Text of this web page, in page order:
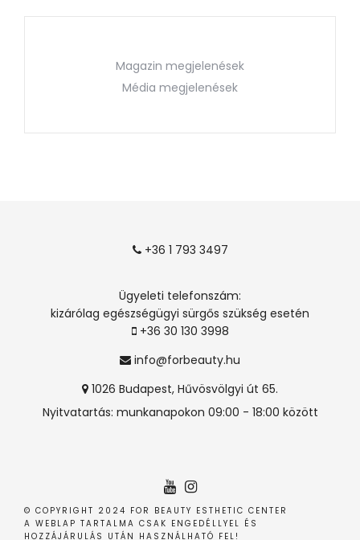
Magazin megjelenések
Média megjelenések
+36 1 793 3497
Ügyeleti telefonszám:
kizárólag egészségügyi sürgős szükség esetén
+36 30 130 3998
info@forbeauty.hu
1026 Budapest, Hűvösvölgyi út 65.
Nyitvatartás: munkanapokon 09:00 - 18:00 között
© COPYRIGHT 2024 FOR BEAUTY ESTHETIC CENTER
A WEBLAP TARTALMA CSAK ENGEDÉLLYEL ÉS
HOZZÁJÁRULÁS UTÁN HASZNÁLHATÓ FEL!